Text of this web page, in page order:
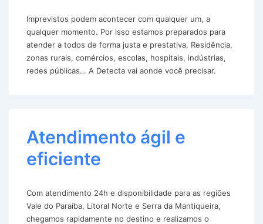
Imprevistos podem acontecer com qualquer um, a
qualquer momento. Por isso estamos preparados para
atender a todos de forma justa e prestativa. Residência,
zonas rurais, comércios, escolas, hospitais, indústrias,
redes públicas… A Detecta vai aonde você precisar.
Atendimento ágil e
eficiente
Com atendimento 24h e disponibilidade para as regiões
Vale do Paraíba, Litoral Norte e Serra da Mantiqueira,
chegamos rapidamente no destino e realizamos o